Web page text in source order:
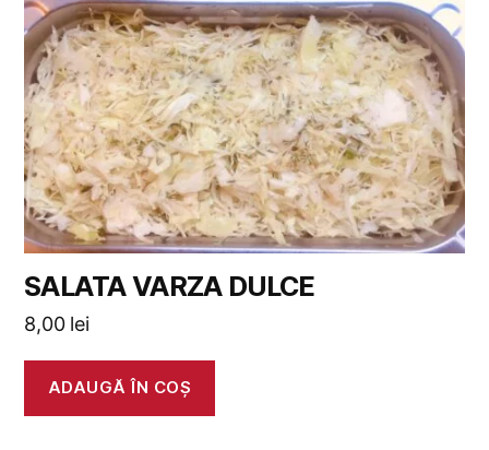
SALATA VARZA DULCE
8,00 lei
ADAUGĂ ÎN COȘ